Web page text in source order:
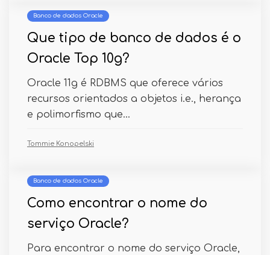
Banco de dados Oracle
Que tipo de banco de dados é o
Oracle Top 10g?
Oracle 11g é RDBMS que oferece vários
recursos orientados a objetos i.e., herança
e polimorfismo que...
Tommie Konopelski
Banco de dados Oracle
Como encontrar o nome do
serviço Oracle?
Para encontrar o nome do serviço Oracle,